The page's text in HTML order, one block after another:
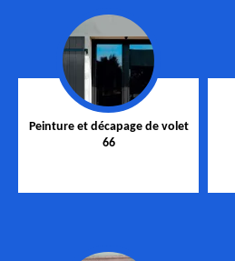
Peinture et décapage de volet
66